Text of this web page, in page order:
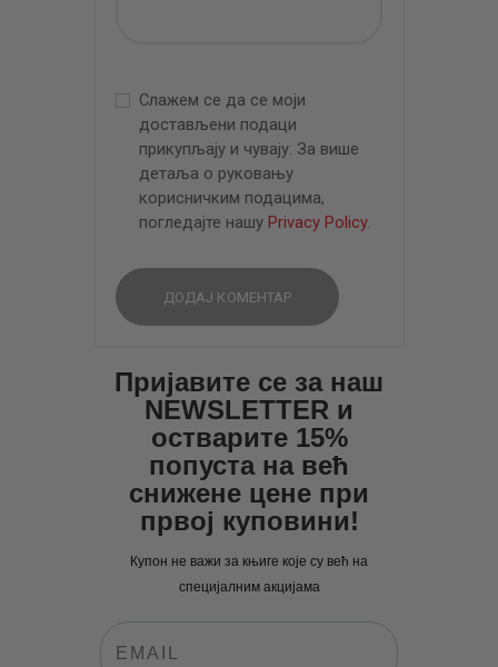
Слажем се да се моји
достављени подаци
прикупљају и чувају. За више
детаља о руковању
корисничким подацима,
погледајте нашу Privacy Policy.
Пријавите се за наш
NEWSLETTER и
остварите 15%
попуста на већ
снижене цене при
првој куповини!
Купон не важи за књиге које су већ на
специјалним акцијама